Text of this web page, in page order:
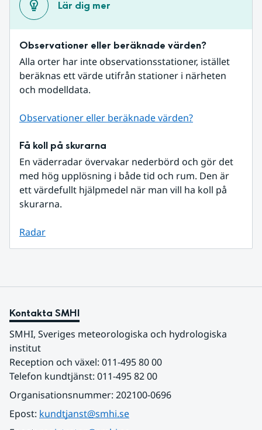
Lär dig mer
Observationer eller beräknade värden?
Alla orter har inte observationsstationer, istället
beräknas ett värde utifrån stationer i närheten
och modelldata.
Observationer eller beräknade värden?
Få koll på skurarna
En väderradar övervakar nederbörd och gör det
med hög upplösning i både tid och rum. Den är
ett värdefullt hjälpmedel när man vill ha koll på
skurarna.
Radar
Kontakta SMHI
SMHI, Sveriges meteorologiska och hydrologiska
institut
Reception och växel: 011-495 80 00
Telefon kundtjänst: 011-495 82 00
Organisationsnummer: 202100-0696
Epost: kundtjanst@smhi.se